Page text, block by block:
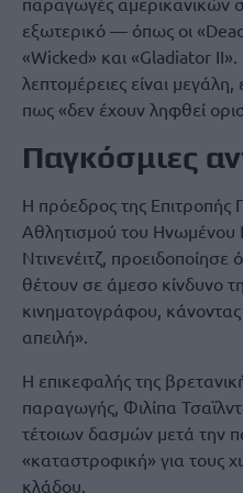
εξωτερικό — όπως οι
«Wicked» και «Gladiator
λεπτομέρειες είναι
πως «δεν έχουν ληφθεί
Παγκόσμιες
Η πρόεδρος της Επιτροπής
Αθλητισμού του Ηνωμένου
Ντινενέιτζ, προειδοποίησε
θέτουν σε άμεσο κίνδυνο
κινηματογράφου,
απειλή».
Η επικεφαλής της
παραγωγής, Φιλίπα
τέτοιων δασμών μετά την
«καταστροφική» για τους
κλάδου.